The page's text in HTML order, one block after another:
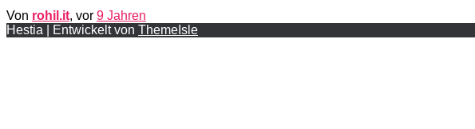
Von rohil.it, vor 9 Jahren
Hestia | Entwickelt von ThemeIsle